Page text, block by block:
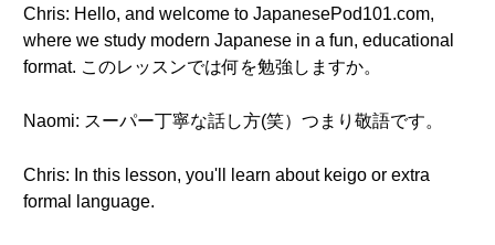
Chris: Hello, and welcome to JapanesePod101.com,
where we study modern Japanese in a fun, educational
format. このレッスンでは何を勉強しますか。
Naomi: スーパー丁寧な話し方(笑）つまり敬語です。
Chris: In this lesson, you'll learn about keigo or extra
formal language.